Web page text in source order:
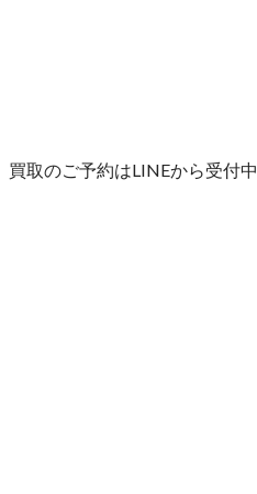
買取のご予約はLINEから受付中